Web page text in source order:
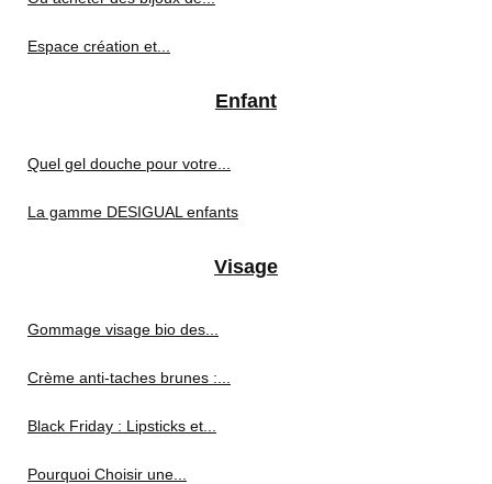
Espace création et...
Enfant
Quel gel douche pour votre...
La gamme DESIGUAL enfants
Visage
Gommage visage bio des...
Crème anti-taches brunes :...
Black Friday : Lipsticks et...
Pourquoi Choisir une...